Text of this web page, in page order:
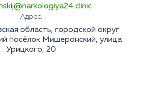
в команде;
высокая
инъекций.
Адрес:
область, городской округ
посёлок Мишеронский, улица
Урицкого, 20